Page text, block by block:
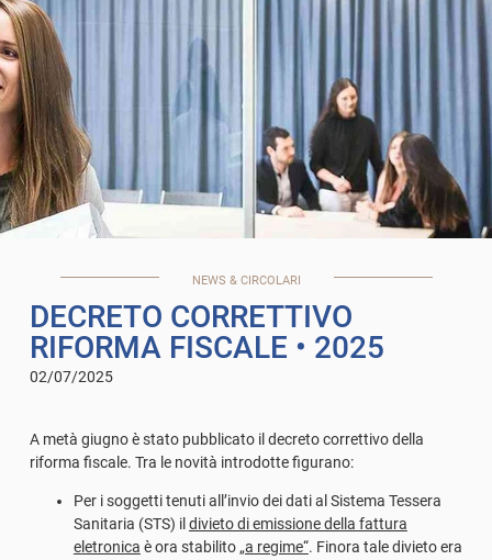
NEWS & CIRCOLARI
DECRETO CORRETTIVO
RIFORMA FISCALE • 2025
02/07/2025
A metà giugno è stato pubblicato il decreto correttivo della
riforma fiscale. Tra le novità introdotte figurano:
Per i soggetti tenuti all’invio dei dati al Sistema Tessera
Sanitaria (STS) il divieto di emissione della fattura
eletronica è ora stabilito „a regime“. Finora tale divieto era